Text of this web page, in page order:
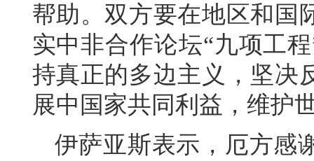
帮助。双方要在地区和国
实中非合作论坛“九项工
持真正的多边主义，坚决
展中国家共同利益，维护
伊萨亚斯表示，厄方感